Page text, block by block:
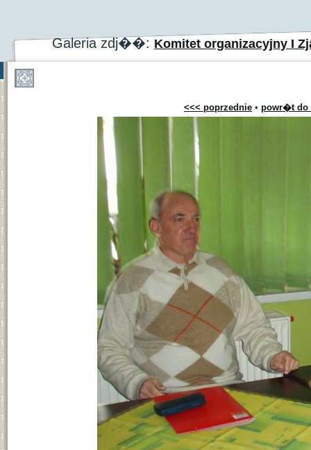
Galeria zdj��: Komitet organizacyjny I
<<< poprzednie • powr�t do